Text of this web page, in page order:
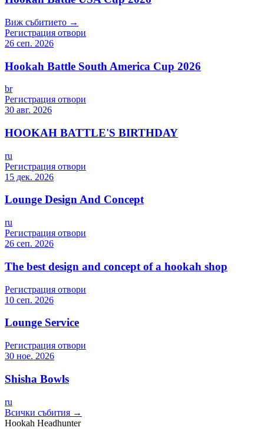
Виж събитието →
Регистрация отвори
26 сеп. 2026
Hookah Battle South America Cup 2026
br
Регистрация отвори
30 авг. 2026
HOOKAH BATTLE'S BIRTHDAY
ru
Регистрация отвори
15 дек. 2026
Lounge Design And Concept
ru
Регистрация отвори
26 сеп. 2026
The best design and concept of a hookah shop
Регистрация отвори
10 сеп. 2026
Lounge Service
Регистрация отвори
30 ное. 2026
Shisha Bowls
ru
Всички събития →
Hookah Headhunter